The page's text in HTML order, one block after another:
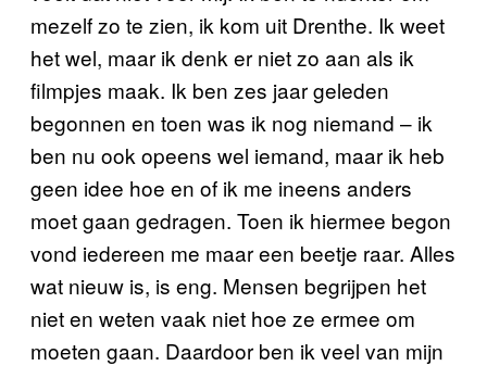
mezelf zo te zien, ik kom uit Drenthe. Ik weet
het wel, maar ik denk er niet zo aan als ik
filmpjes maak. Ik ben zes jaar geleden
begonnen en toen was ik nog niemand – ik
ben nu ook opeens wel iemand, maar ik heb
geen idee hoe en of ik me ineens anders
moet gaan gedragen. Toen ik hiermee begon
vond iedereen me maar een beetje raar. Alles
wat nieuw is, is eng. Mensen begrijpen het
niet en weten vaak niet hoe ze ermee om
moeten gaan. Daardoor ben ik veel van mijn